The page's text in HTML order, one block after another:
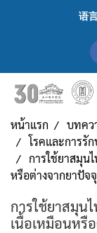
语
หน้าแรก บทคว
โรคและการรั
การใช้ยาสมุน
หรือต่างจากยาปัจ
การใช้ยาสมุน
เนื้อเหมือนหรื